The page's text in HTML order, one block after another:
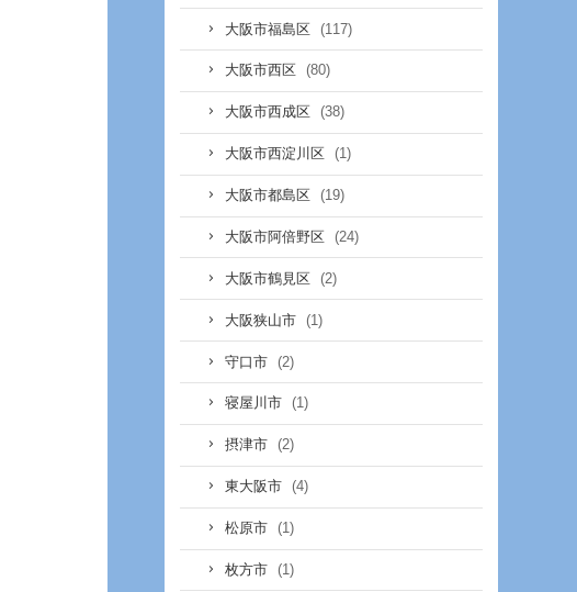
大阪市福島区 (117)
大阪市西区 (80)
大阪市西成区 (38)
大阪市西淀川区 (1)
大阪市都島区 (19)
大阪市阿倍野区 (24)
大阪市鶴見区 (2)
大阪狭山市 (1)
守口市 (2)
寝屋川市 (1)
摂津市 (2)
東大阪市 (4)
松原市 (1)
枚方市 (1)